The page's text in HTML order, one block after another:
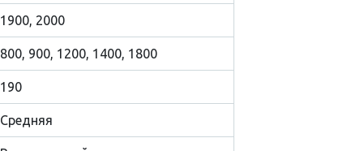
1900, 2000
800, 900, 1200, 1400, 1800
190
Средняя